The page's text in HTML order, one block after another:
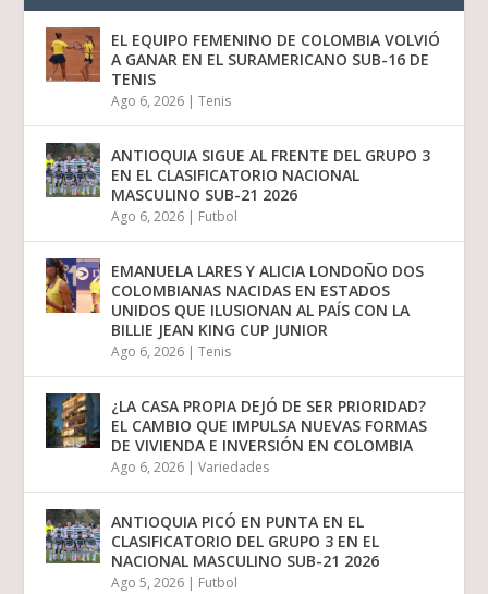
EL EQUIPO FEMENINO DE COLOMBIA VOLVIÓ
A GANAR EN EL SURAMERICANO SUB-16 DE
TENIS
Ago 6, 2026 |Tenis
ANTIOQUIA SIGUE AL FRENTE DEL GRUPO 3
EN EL CLASIFICATORIO NACIONAL
MASCULINO SUB-21 2026
Ago 6, 2026 | Futbol
EMANUELA LARES Y ALICIA LONDOÑO DOS
COLOMBIANAS NACIDAS EN ESTADOS
UNIDOS QUE ILUSIONAN AL PAÍS CON LA
BILLIE JEAN KING CUP JUNIOR
Ago 6, 2026 |Tenis
¿LA CASA PROPIA DEJÓ DE SER PRIORIDAD?
EL CAMBIO QUE IMPULSA NUEVAS FORMAS
DE VIVIENDA E INVERSIÓN EN COLOMBIA
Ago 6, 2026 |Variedades
ANTIOQUIA PICÓ EN PUNTA EN EL
CLASIFICATORIO DEL GRUPO 3 EN EL
NACIONAL MASCULINO SUB-21 2026
Ago 5, 2026 | Futbol